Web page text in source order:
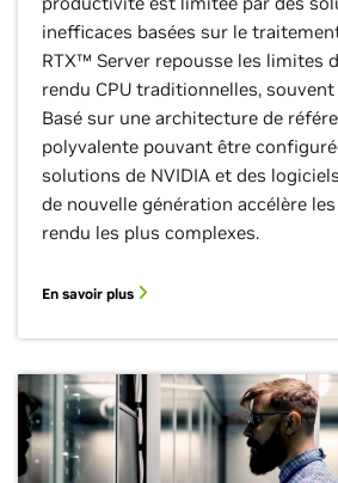
inefficaces basées sur le
RTX™ Server repousse les limites
rendu CPU traditionnelles,
Basé sur une architecture de
polyvalente pouvant être
solutions de NVIDIA et des
de nouvelle génération accélère
rendu les plus complexes.
En savoir plus